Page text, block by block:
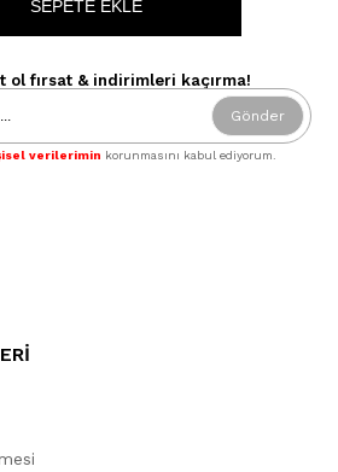
ol fırsat & indirimleri kaçırma!
Gönder
verilerimin korunmasını kabul ediyorum.